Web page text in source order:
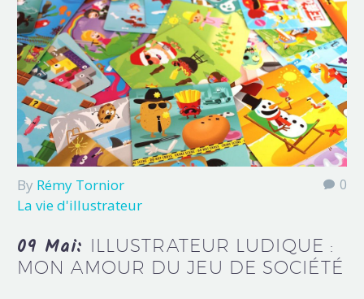
0
By Rémy Tornior
La vie d'illustrateur
09 Mai: ILLUSTRATEUR LUDIQUE :
MON AMOUR DU JEU DE SOCIÉTÉ